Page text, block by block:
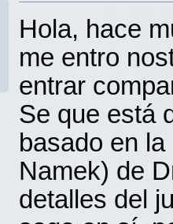
Hola, hace
me entro
entrar
Se que está
basado en
Namek) de
detalles del